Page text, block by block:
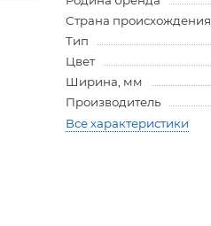
Страна происхождения
Тип
Цвет
Ширина, мм
Производитель
Все характеристики